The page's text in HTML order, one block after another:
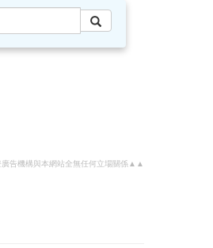
告機構與本網站全無任何立場關係▲▲